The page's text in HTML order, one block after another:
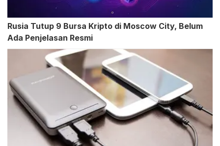
Rusia Tutup 9 Bursa Kripto di Moscow City, Belum
Ada Penjelasan Resmi